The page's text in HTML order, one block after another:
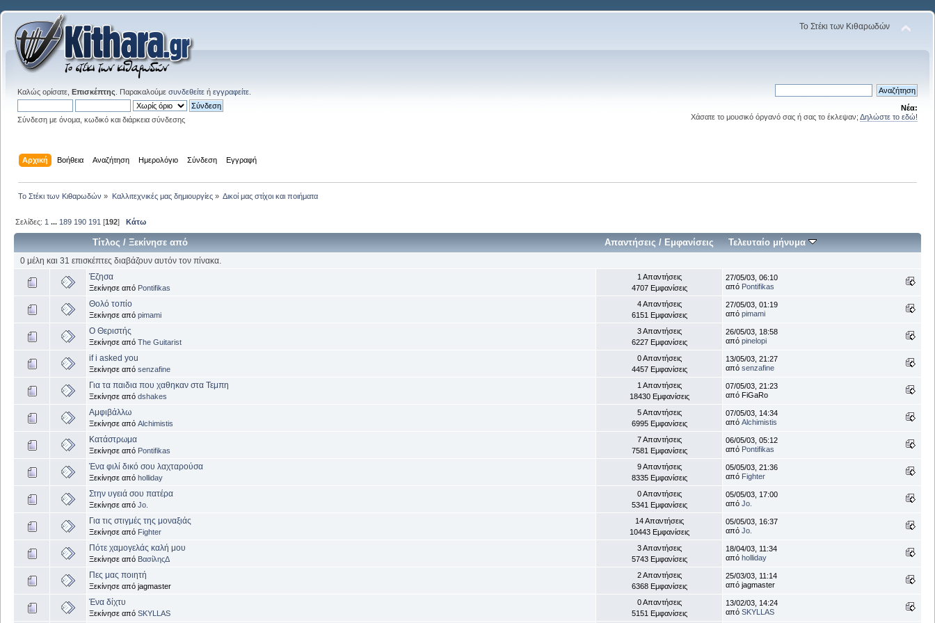
Το Στέκι των Κιθαρωδών
Καλώς ορίσατε, Επισκέπτης . Παρακαλούμε συνδεθείτε ή εγγραφείτε
Σύνδεση με όνομα, κωδικό και διάρκεια σύνδεσης
Νέα:
Χάσατε το μουσικό όργανό σας ή σας το έκλεψαν; Δηλώστε το εδώ!
Αρχική Βοήθεια Αναζήτηση Ημερολόγιο Σύνδεση Εγγραφή
Το Στέκι των Κιθαρωδών » Καλλιτεχνικές μας δημιουργίες» Δικοί μας στίχοι και ποιήματα
Σελίδες: 1 ... 189 190 191 [192]Κάτω
Τίτλος /Ξεκίνησε από Απαντήσεις / Εμφανίσεις Τελευταίο μήνυμα
0 μέλη και 31 επισκέπτες διαβάζουν αυτόν τον πίνακα.
Έζησα
Ξεκίνησε από Pontifikas
1 Απαντήσεις
4707 Εμφανίσεις
27/05/03, 06:10
από Pontifikas
Θολό τοπίο
Ξεκίνησε από pimami
4 Απαντήσεις
6151 Εμφανίσεις
27/05/03, 01:19
από pimami
Ο Θεριστής
Ξεκίνησε από The Guitarist
3 Απαντήσεις
6227 Εμφανίσεις
26/05/03, 18:58
από pinelopi
if i asked you
Ξεκίνησε από senzafine
0 Απαντήσεις
4457 Εμφανίσεις
13/05/03, 21:27
από senzafine
Για τα παιδια που χαθηκαν στα Τεμπη
Ξεκίνησε από dshakes
1 Απαντήσεις
18430 Εμφανίσεις
07/05/03, 21:23
από FiGaRo
Αμφιβάλλω
Ξεκίνησε από Alchimistis
5 Απαντήσεις
6995 Εμφανίσεις
07/05/03, 14:34
από Alchimistis
Κατάστρωμα
Ξεκίνησε από Pontifikas
7 Απαντήσεις
7581 Εμφανίσεις
06/05/03, 05:12
από Pontifikas
Ένα φιλί δικό σου λαχταρούσα
Ξεκίνησε από holliday
9 Απαντήσεις
8335 Εμφανίσεις
05/05/03, 21:36
από Fighter
Στην υγειά σου πατέρα
Ξεκίνησε από Jo.
0 Απαντήσεις
5341 Εμφανίσεις
05/05/03, 17:00
από Jo.
Για τις στιγμές της μοναξιάς
Ξεκίνησε από Fighter
14 Απαντήσεις
10443 Εμφανίσεις
05/05/03, 16:37
από Jo.
Πότε χαμογελάς καλή μου
Ξεκίνησε από ΒασίληςΔ
3 Απαντήσεις
5743 Εμφανίσεις
18/04/03, 11:34
από holliday
Πες μας ποιητή
Ξεκίνησε από jagmaster
2 Απαντήσεις
6368 Εμφανίσεις
25/03/03, 11:14
από jagmaster
Ένα δίχτυ
Ξεκίνησε από SKYLLAS
0 Απαντήσεις
5151 Εμφανίσεις
13/02/03, 14:24
από SKYLLAS